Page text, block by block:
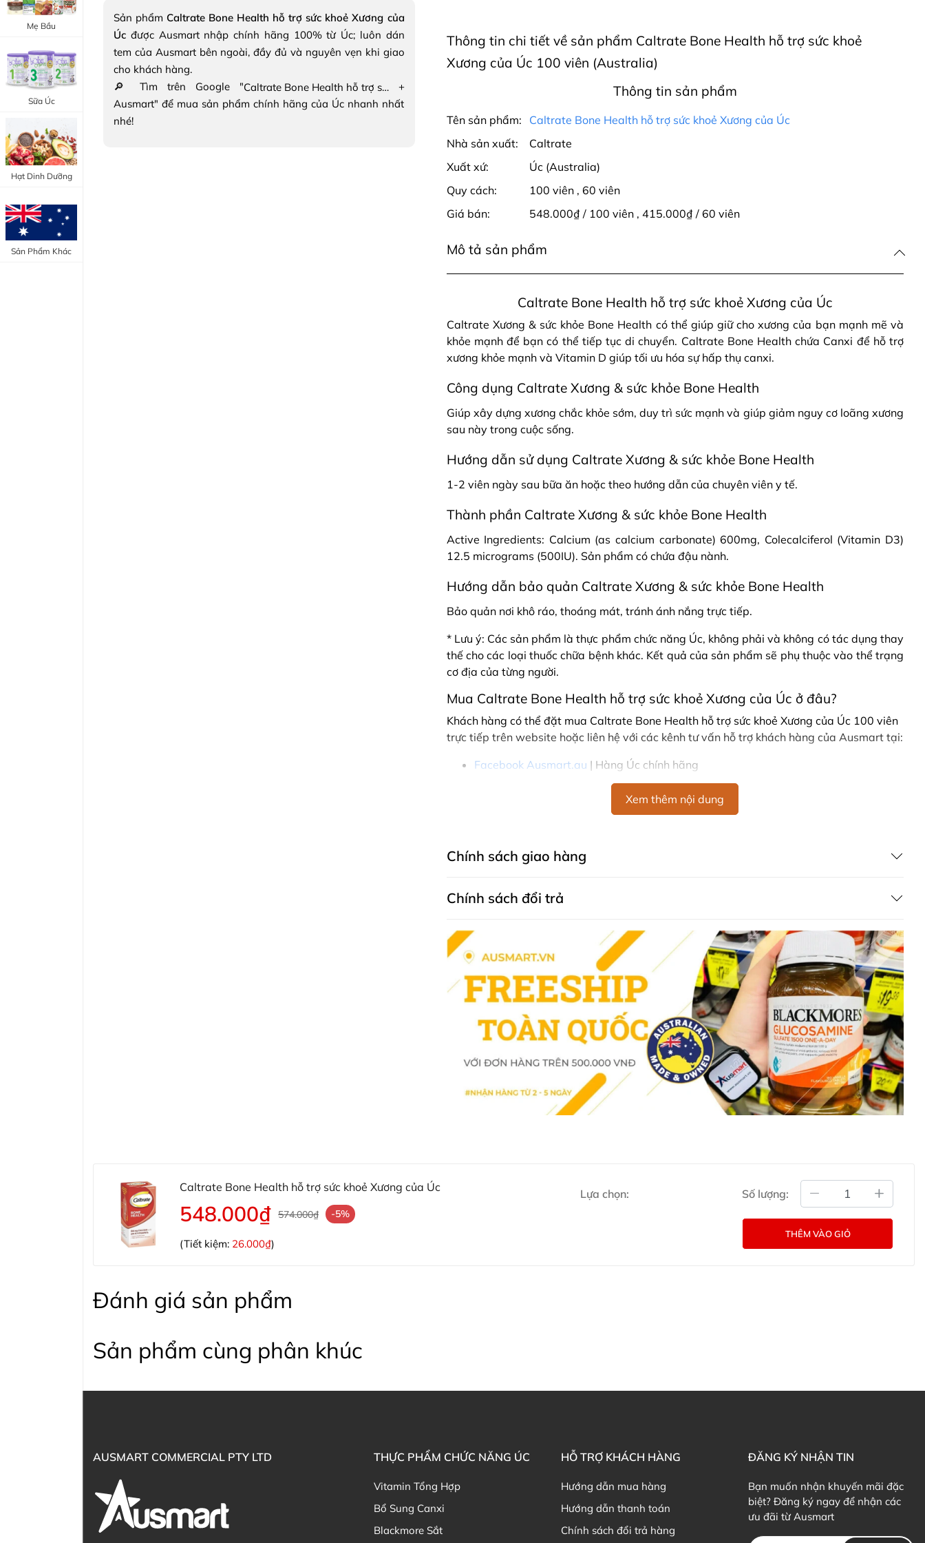
Bổ Khớp - Xương
Bổ Não - Tim Mạch
Canxi - Vitamin D
Trang Điểm Mắt
Trang Điểm Môi
Tẩy Trang - Toner
Dụng Cụ Trang Điểm
Mẹ Bầu
Sữa Úc
Hạt Dinh Dưỡng
Sản Phẩm Khác
Sản phẩm Caltrate Bone Health hỗ trợ sức khoẻ Xương của
Úc được Ausmart nhập chính hãng 100% từ Úc; luôn dán
tem của Ausmart bên ngoài, đầy đủ và nguyên vẹn khi giao
cho khách hàng.
🔎 Tìm trên Google "
Caltrate Bone Health hỗ trợ sức khoẻ Xương của Úc+
Ausmart" để mua sản phẩm chính hãng của Úc nhanh nhất
nhé!
Thông tin chi tiết về sản phẩm Caltrate Bone Health hỗ trợ sức khoẻ
Xương của Úc 100 viên (Australia)
Thông tin sản phẩm
Tên sản phẩm:
Caltrate Bone Health hỗ trợ sức khoẻ Xương của Úc
Nhà sản xuất:
Caltrate
Xuất xứ:
Úc (Australia)
Quy cách:
100 viên, 60 viên
Giá bán:
548.000₫ / 100 viên , 415.000₫ / 60 viên
Mô tả sản phẩm
Caltrate Bone Health hỗ trợ sức khoẻ Xương của Úc
Caltrate Xương & sức khỏe Bone Health có thể giúp giữ cho xương của bạn mạnh mẽ và
khỏe mạnh để bạn có thể tiếp tục di chuyển. Caltrate Bone Health chứa Canxi để hỗ trợ
xương khỏe mạnh và Vitamin D giúp tối ưu hóa sự hấp thụ canxi.
Công dụng Caltrate Xương & sức khỏe Bone Health
Giúp xây dựng xương chắc khỏe sớm, duy trì sức mạnh và giúp giảm nguy cơ loãng xương
sau này trong cuộc sống.
Hướng dẫn sử dụng Caltrate Xương & sức khỏe Bone Health
1-2 viên ngày sau bữa ăn hoặc theo hướng dẫn của chuyên viên y tế.
Thành phần Caltrate Xương & sức khỏe Bone Health
Active Ingredients: Calcium (as calcium carbonate) 600mg, Colecalciferol (Vitamin D3)
12.5 micrograms (500IU). Sản phẩm có chứa đậu nành.
Hướng dẫn bảo quản Caltrate Xương & sức khỏe Bone Health
Bảo quản nơi khô ráo, thoáng mát, tránh ánh nắng trực tiếp.
* Lưu ý: Các sản phẩm là thực phẩm chức năng Úc, không phải và không có tác dụng thay
thế cho các loại thuốc chữa bệnh khác. Kết quả của sản phẩm sẽ phụ thuộc vào thể trạng
cơ địa của từng người.
Mua Caltrate Bone Health hỗ trợ sức khoẻ Xương của Úc ở đâu?
Khách hàng có thể đặt mua Caltrate Bone Health hỗ trợ sức khoẻ Xương của Úc 100 viên
trực tiếp trên website hoặc liên hệ với các kênh tư vấn hỗ trợ khách hàng của Ausmart tại:
Facebook Ausmart.au | Hàng Úc chính hãng
| Ausmart Commercial Pty Ltd (Australia)
0902.571.389
Xem thêm nội dung
Chính sách giao hàng
Chính sách đổi trả
Caltrate Bone Health hỗ trợ sức khoẻ Xương của Úc
548.000₫ 574.000₫ -5%
(Tiết kiệm: 26.000₫)
Lựa chọn: Số lượng:
THÊM VÀO GIỎ
Đánh giá sản phẩm
Sản phẩm cùng phân khúc
AUSMART COMMERCIAL PTY LTD THỰC PHẨM CHỨC NĂNG ÚC
Vitamin Tổng Hợp
Bổ Sung Canxi
Blackmore Sắt
HỖ TRỢ KHÁCH HÀNG
Hướng dẫn mua hàng
Hướng dẫn thanh toán
Chính sách đổi trả hàng
ĐĂNG KÝ NHẬN TIN
Bạn muốn nhận khuyến mãi đặc
biệt? Đăng ký ngay để nhận các
ưu đãi từ Ausmart